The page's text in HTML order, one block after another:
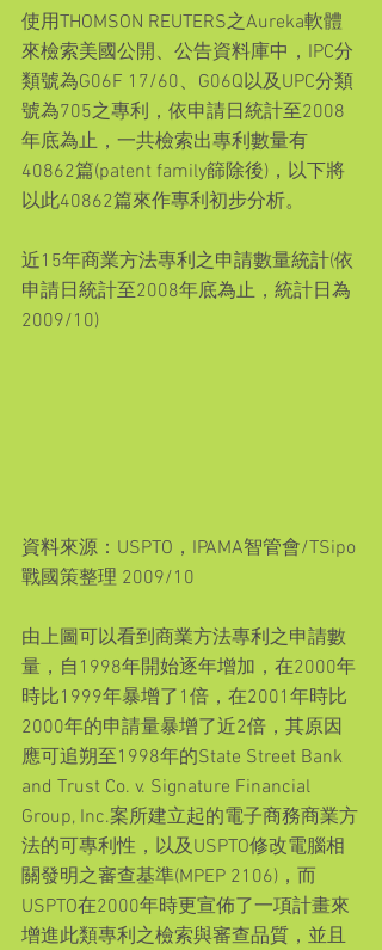
使用THOMSON REUTERS之Aureka軟體
來檢索美國公開、公告資料庫中，IPC分
類號為G06F 17/60、G06Q以及UPC分類
號為705之專利，依申請日統計至2008
年底為止，一共檢索出專利數量有
40862篇(patent family篩除後)，以下將
以此40862篇來作專利初步分析。
近15年商業方法專利之申請數量統計(依
申請日統計至2008年底為止，統計日為
2009/10)
資料來源：USPTO，IPAMA智管會/TSipo
戰國策整理 2009/10
由上圖可以看到商業方法專利之申請數
量，自1998年開始逐年增加，在2000年
時比1999年暴增了1倍，在2001年時比
2000年的申請量暴增了近2倍，其原因
應可追朔至1998年的State Street Bank
and Trust Co. v. Signature Financial
Group, Inc.案所建立起的電子商務商業方
法的可專利性，以及USPTO修改電腦相
關發明之審查基準(MPEP 2106)，而
USPTO在2000年時更宣佈了一項計畫來
增進此類專利之檢索與審查品質，並且